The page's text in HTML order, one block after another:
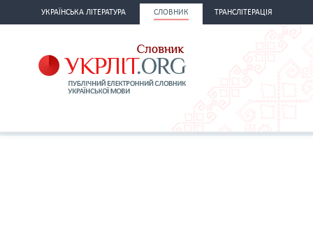
УКРАЇНСЬКА ЛІТЕРАТУРА СЛОВНИК ТРАНСЛІТЕРАЦІЯ